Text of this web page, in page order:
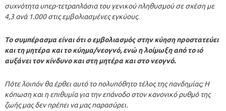
συχνότητα υπερ-τετραπλάσια του γενικού πληθυσμού σε σχέση με
4,3 ανά 1.000 στις εμβολιασμένες εγκύους.
Το συμπέρασμα είναι ότι ο εμβολιασμός στην κύηση προστατεύει
και τη μητέρα και το κύημα/νεογνό, ενώ η λοίμωξη από το ιό
αυξάνει τον κίνδυνο και στη μητέρα και στο νεογνό.
Πότε λοιπόν θα έρθει αυτό το πολυπόθητο τέλος της πανδημίας; Η
κόπωση και η επιθυμία για την επάνοδο στον κανονικό ρυθμό της
ζωής μας δεν πρέπει να μας παρασύρει.